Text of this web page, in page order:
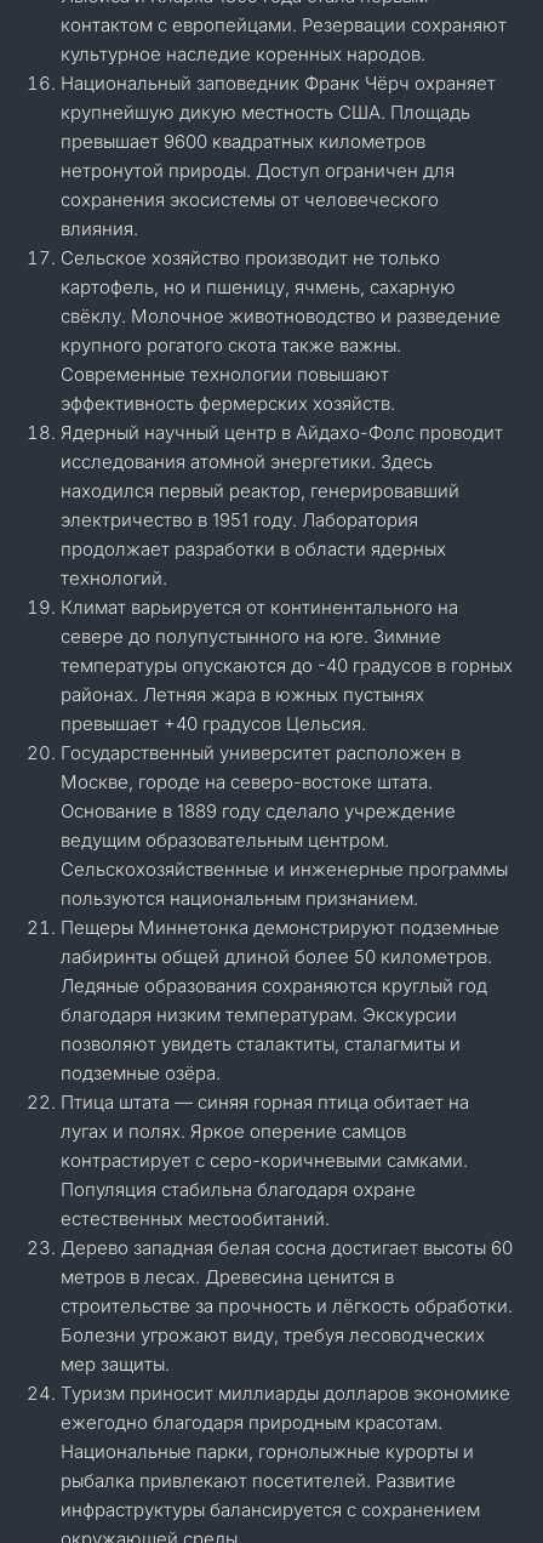
контактом с европейцами. Резервации сохраняют
культурное наследие коренных народов.
Национальный заповедник Франк Чёрч охраняет
крупнейшую дикую местность США. Площадь
превышает 9600 квадратных километров
нетронутой природы. Доступ ограничен для
сохранения экосистемы от человеческого
влияния.
Сельское хозяйство производит не только
картофель, но и пшеницу, ячмень, сахарную
свёклу. Молочное животноводство и разведение
крупного рогатого скота также важны.
Современные технологии повышают
эффективность фермерских хозяйств.
Ядерный научный центр в Айдахо-Фолс проводит
исследования атомной энергетики. Здесь
находился первый реактор, генерировавший
электричество в 1951 году. Лаборатория
продолжает разработки в области ядерных
технологий.
Климат варьируется от континентального на
севере до полупустынного на юге. Зимние
температуры опускаются до -40 градусов в горных
районах. Летняя жара в южных пустынях
превышает +40 градусов Цельсия.
Государственный университет расположен в
Москве, городе на северо-востоке штата.
Основание в 1889 году сделало учреждение
ведущим образовательным центром.
Сельскохозяйственные и инженерные программы
пользуются национальным признанием.
Пещеры Миннетонка демонстрируют подземные
лабиринты общей длиной более 50 километров.
Ледяные образования сохраняются круглый год
благодаря низким температурам. Экскурсии
позволяют увидеть сталактиты, сталагмиты и
подземные озёра.
Птица штата — синяя горная птица обитает на
лугах и полях. Яркое оперение самцов
контрастирует с серо-коричневыми самками.
Популяция стабильна благодаря охране
естественных местообитаний.
Дерево западная белая сосна достигает высоты 60
метров в лесах. Древесина ценится в
строительстве за прочность и лёгкость обработки.
Болезни угрожают виду, требуя лесоводческих
мер защиты.
Туризм приносит миллиарды долларов экономике
ежегодно благодаря природным красотам.
Национальные парки, горнолыжные курорты и
рыбалка привлекают посетителей. Развитие
инфраструктуры балансируется с сохранением